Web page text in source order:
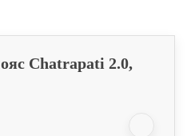
Chatrapati 2.0,